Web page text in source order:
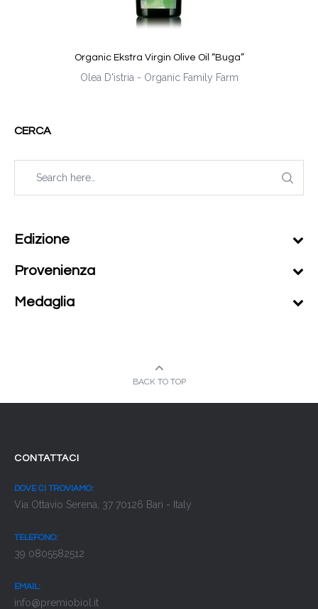
Organic Ekstra Virgin Olive Oil “Buga”
Olea D'istria - Organic Family Farm
CERCA
Edizione
Provenienza
Medaglia
BACK TO TOP
CONTATTACI
DOVE CI TROVIAMO:
Via Ottavio Serena, 37 70126 Bari - Italy
TELEFONO:
39 0805582512
EMAIL:
info@premiobiol.it